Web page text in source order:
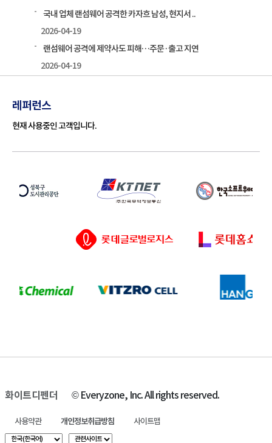
국내 업체 랜섬웨어 공격한 카자흐 남성, 현지서 ..
2026-04-19
랜섬웨어 공격에 제약사도 피해…주문·출고 지연
2026-04-19
레퍼런스
현재 사용중인 고객입니다.
화이트디펜더 © Everyzone, Inc. All rights reserved.
사용약관 개인정보취급방침 사이트맵